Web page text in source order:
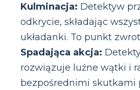
Kulminacja: Detektyw
odkrycie, składając
układanki. To punkt
Spadająca akcja:
rozwiązuje luźne wątki i
bezpośrednimi skutkami